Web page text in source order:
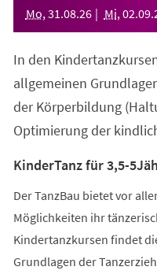
Mo, 31 .08.26 Mi, 02.09.
In den
allgemeinen
der Körperbildung
Optimierung der
KinderTanz für 3,5-
Der TanzBau bietet vor
Möglichkeiten ihr
Kindertanzkursen findet
Grundlagen der